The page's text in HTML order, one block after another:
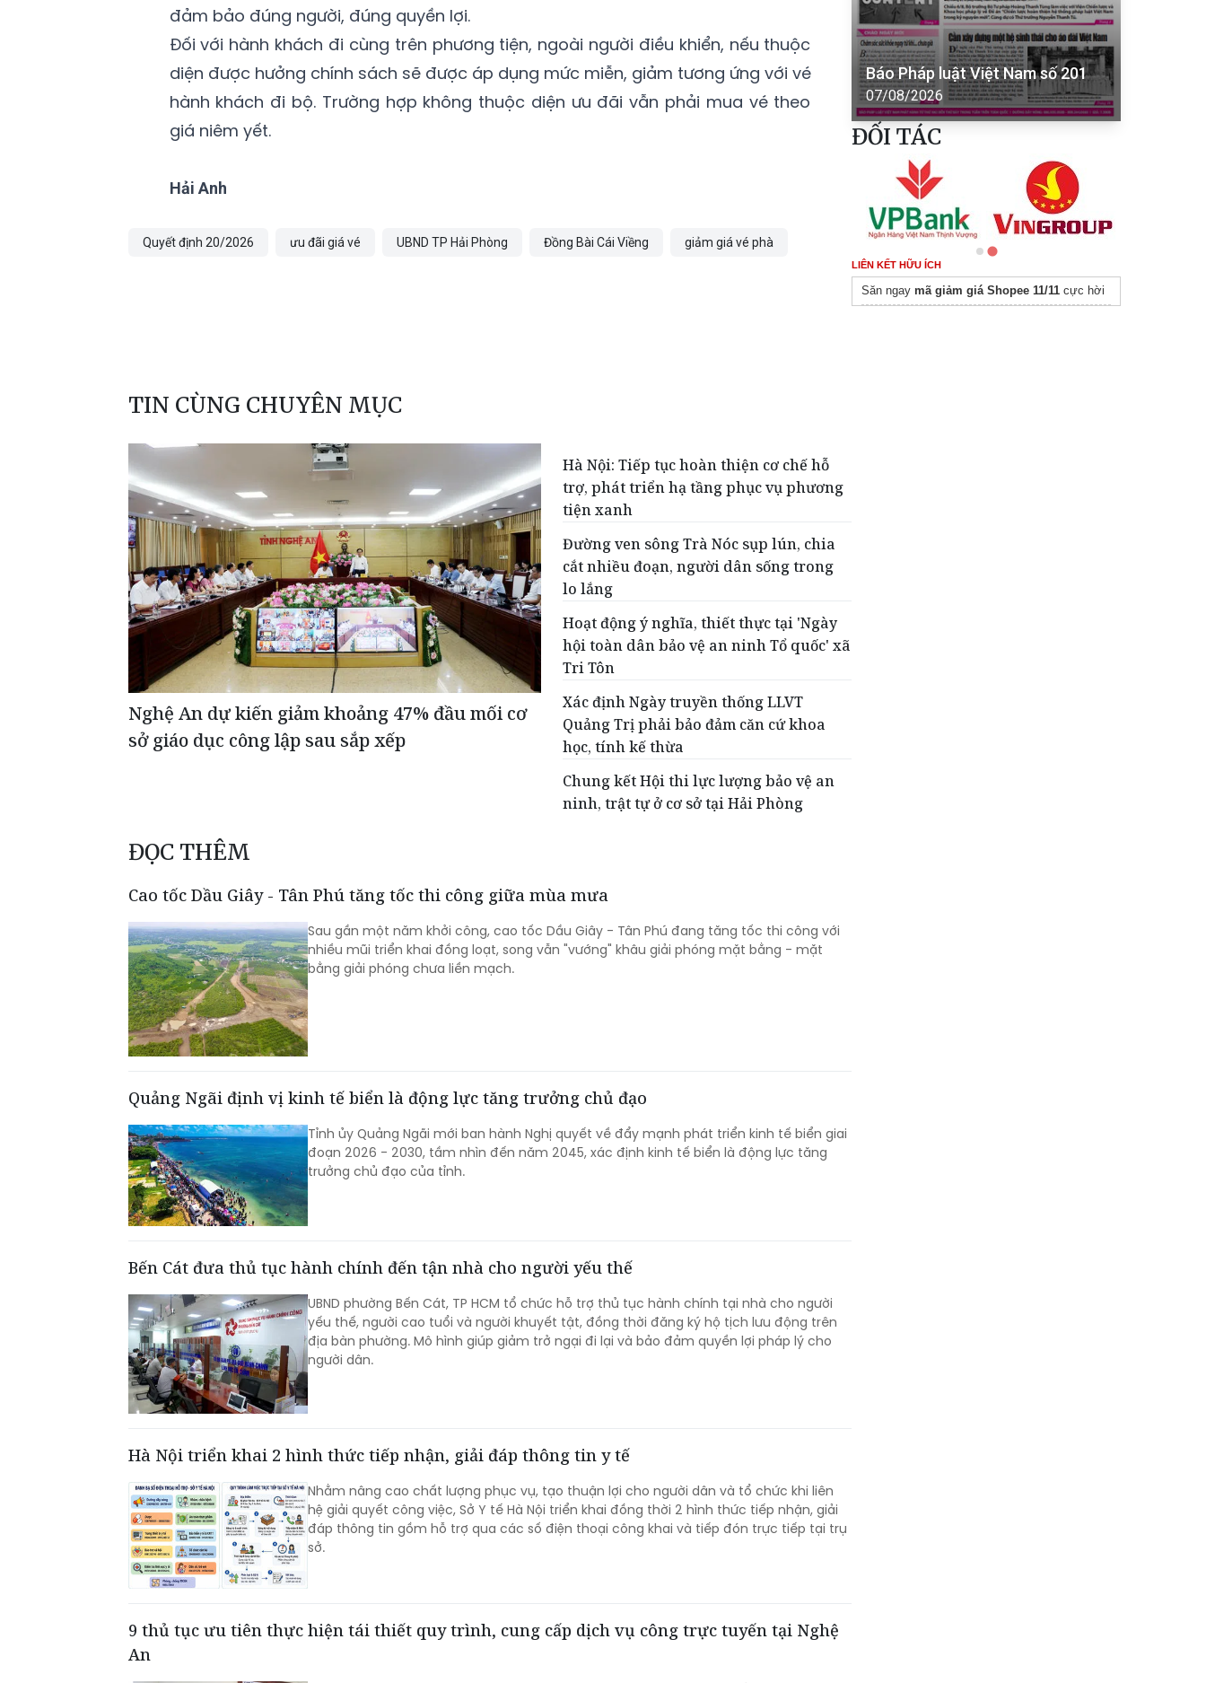
đảm bảo đúng người, đúng quyền lợi.
Đối với hành khách đi cùng trên phương tiện, ngoài người điều khiển, nếu thuộc
diện được hưởng chính sách sẽ được áp dụng mức miễn, giảm tương ứng với vé
hành khách đi bộ. Trường hợp không thuộc diện ưu đãi vẫn phải mua vé theo
giá niêm yết.
Hải Anh
Quyết định 20/2026 ưu đãi giá vé UBND TP Hải Phòng Đồng Bài Cái Viềng giảm giá vé phà
TIN CÙNG CHUYÊN MỤC
Nghệ An dự kiến giảm khoảng 47% đầu mối cơ
sở giáo dục công lập sau sắp xếp
Hà Nội: Tiếp tục hoàn thiện cơ chế hỗ
trợ, phát triển hạ tầng phục vụ phương
tiện xanh
Đường ven sông Trà Nóc sụp lún, chia
cắt nhiều đoạn, người dân sống trong
lo lắng
Hoạt động ý nghĩa, thiết thực tại 'Ngày
hội toàn dân bảo vệ an ninh Tổ quốc' xã
Tri Tôn
Xác định Ngày truyền thống LLVT
Quảng Trị phải bảo đảm căn cứ khoa
học, tính kế thừa
Chung kết Hội thi lực lượng bảo vệ an
ninh, trật tự ở cơ sở tại Hải Phòng
ĐỌC THÊM
Cao tốc Dầu Giây - Tân Phú tăng tốc thi công giữa mùa mưa
Sau gần một năm khởi công, cao tốc Dầu Giây - Tân Phú đang tăng tốc thi công với
nhiều mũi triển khai đồng loạt, song vẫn "vướng" khâu giải phóng mặt bằng - mặt
bằng giải phóng chưa liền mạch.
Quảng Ngãi định vị kinh tế biển là động lực tăng trưởng chủ đạo
Tỉnh ủy Quảng Ngãi mới ban hành Nghị quyết về đẩy mạnh phát triển kinh tế biển giai
đoạn 2026 - 2030, tầm nhìn đến năm 2045, xác định kinh tế biển là động lực tăng
trưởng chủ đạo của tỉnh.
Bến Cát đưa thủ tục hành chính đến tận nhà cho người yếu thế
UBND phường Bến Cát, TP HCM tổ chức hỗ trợ thủ tục hành chính tại nhà cho người
yếu thế, người cao tuổi và người khuyết tật, đồng thời đăng ký hộ tịch lưu động trên
địa bàn phường. Mô hình giúp giảm trở ngại đi lại và bảo đảm quyền lợi pháp lý cho
người dân.
Hà Nội triển khai 2 hình thức tiếp nhận, giải đáp thông tin y tế
Nhằm nâng cao chất lượng phục vụ, tạo thuận lợi cho người dân và tổ chức khi liên
hệ giải quyết công việc, Sở Y tế Hà Nội triển khai đồng thời 2 hình thức tiếp nhận, giải
đáp thông tin gồm hỗ trợ qua các số điện thoại công khai và tiếp đón trực tiếp tại trụ
sở.
9 thủ tục ưu tiên thực hiện tái thiết quy trình, cung cấp dịch vụ công trực tuyến tại Nghệ
An
Báo Pháp luật Việt Nam số 201
07/08/2026
ĐỐI TÁC
LIÊN KẾT HỮU ÍCH
Săn ngay mã giảm giá Shopee 11/11 cực hời